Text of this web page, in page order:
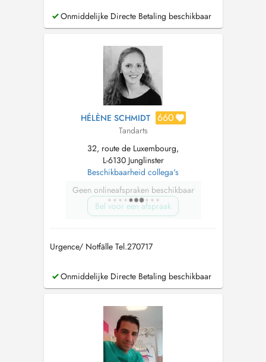
Onmiddelijke Directe Betaling beschikbaar
HÉLÈNE SCHMIDT 660
Tandarts
32, route de Luxembourg,
L-6130 Junglinster
Beschikbaarheid collega's
Geen onlineafspraken beschikbaar
Bel voor een afspraak
Urgence/ Notfälle Tel.270717
Onmiddelijke Directe Betaling beschikbaar